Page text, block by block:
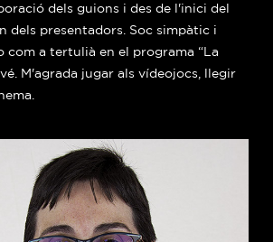
dels guions i des de l'inici del
dels presentadors. Soc simpàtic i
com a tertulià en el programa “La
M'agrada jugar als vídeojocs, llegir